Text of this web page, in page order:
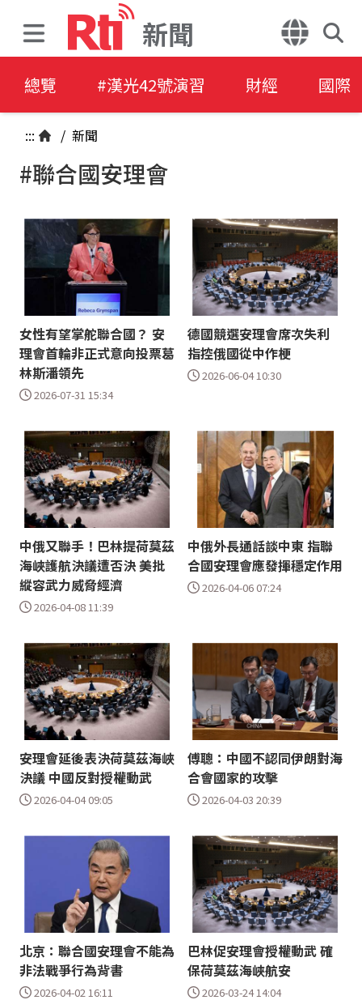
新聞
總覽 #漢光42號演習 財經 國際
::: / 新聞
#聯合國安理會
女性有望掌舵聯合國？ 安
理會首輪非正式意向投票葛
林斯潘領先
2026-07-31 15:34
德國競選安理會席次失利
指控俄國從中作梗
2026-06-04 10:30
中俄又聯手！巴林提荷莫茲
海峽護航決議遭否決 美批
縱容武力威脅經濟
2026-04-08 11:39
中俄外長通話談中東 指聯
合國安理會應發揮穩定作用
2026-04-06 07:24
安理會延後表決荷莫茲海峽
決議 中國反對授權動武
2026-04-04 09:05
傅聰：中國不認同伊朗對海
合會國家的攻擊
2026-04-03 20:39
北京：聯合國安理會不能為
非法戰爭行為背書
2026-04-02 16:11
巴林促安理會授權動武 確
保荷莫茲海峽航安
2026-03-24 14:04